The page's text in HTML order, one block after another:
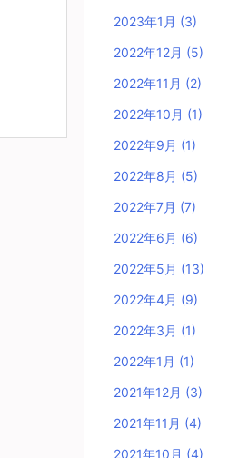
2023年1月 (3)
2022年12月 (5)
2022年11月 (2)
2022年10月 (1)
2022年9月 (1)
2022年8月 (5)
2022年7月 (7)
2022年6月 (6)
2022年5月 (13)
2022年4月 (9)
2022年3月 (1)
2022年1月 (1)
2021年12月 (3)
2021年11月 (4)
2021年10月 (4)